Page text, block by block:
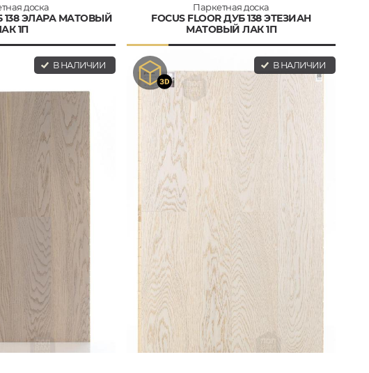
доска
138 ЭЛАРА МАТОВЫЙ
1П
В НАЛИЧИИ
Паркетная доска
FOCUS FLOOR ДУБ 138 ЭТЕЗИАН
МАТОВЫЙ ЛАК 1П
В НАЛИЧИИ